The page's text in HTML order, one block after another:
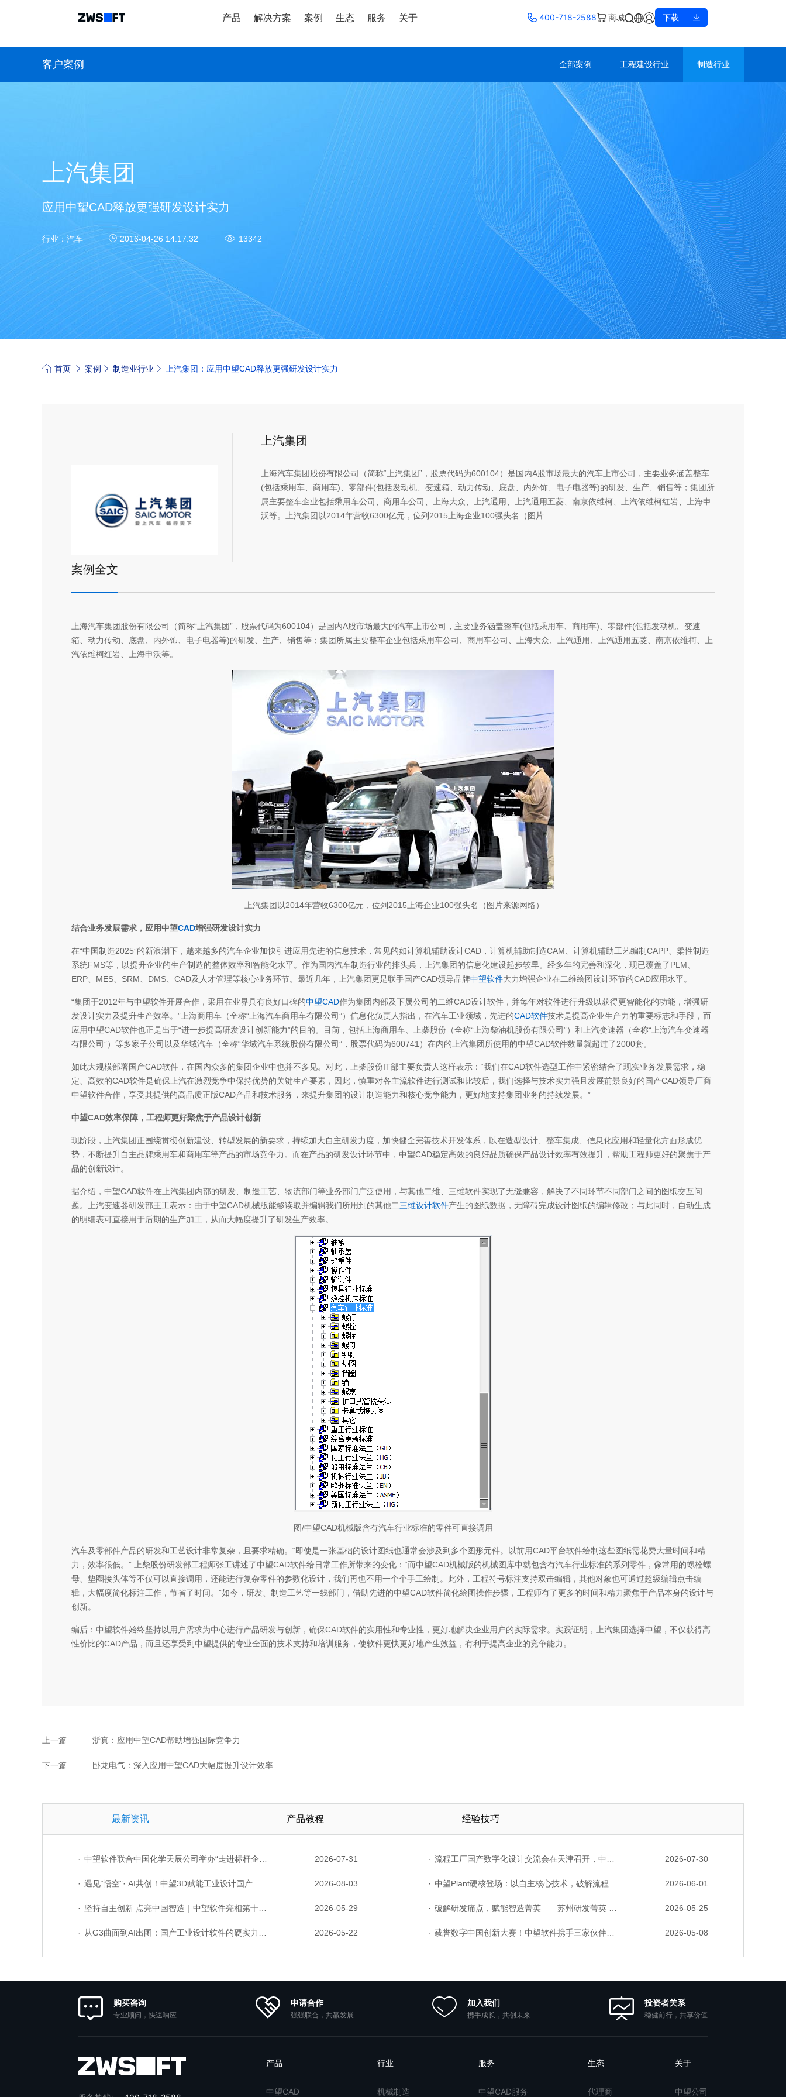
产品 解决方案 案例 生态 服务 关于 400-718-2588 商城 下载
客户案例 全部案例 工程建设行业 制造行业
上汽集团
应用中望CAD释放更强研发设计实力
行业： 汽车 2016-04-26 14:17:32 13342
首页 案例 制造业行业 上汽集团：应用中望CAD释放更强研发设计实力
上汽集团
上海汽车集团股份有限公司（简称“上汽集团”，股票代码为600104）是国内A股市场最大的汽车上市公司，主要业务涵盖整车
(包括乘用车、商用车)、零部件(包括发动机、变速箱、动力传动、底盘、内外饰、电子电器等)的研发、生产、销售等；集团所
属主要整车企业包括乘用车公司、商用车公司、上海大众、上汽通用、上汽通用五菱、南京依维柯、上汽依维柯红岩、上海申
沃等。上汽集团以2014年营收6300亿元，位列2015上海企业100强头名（图片...
案例全文
上海汽车集团股份有限公司（简称“上汽集团”，股票代码为600104）是国内A股市场最大的汽车上市公司，主要业务涵盖整车(包括乘用车、商用车)、零部件(包括发动机、变速
箱、动力传动、底盘、内外饰、电子电器等)的研发、生产、销售等；集团所属主要整车企业包括乘用车公司、商用车公司、上海大众、上汽通用、上汽通用五菱、南京依维柯、上
汽依维柯红岩、上海申沃等。
上汽集团以2014年营收6300亿元，位列2015上海企业100强头名（图片来源网络）
结合业务发展需求，应用中望CAD增强研发设计实力
在“中国制造2025”的新浪潮下，越来越多的汽车企业加快引进应用先进的信息技术，常见的如计算机辅助设计CAD，计算机辅助制造CAM、计算机辅助工艺编制CAPP、柔性制造
系统FMS等，以提升企业的生产制造的整体效率和智能化水平。作为国内汽车制造行业的排头兵，上汽集团的信息化建设起步较早。经多年的完善和深化，现已覆盖了PLM、
ERP、MES、SRM、DMS、CAD及人才管理等核心业务环节。最近几年，上汽集团更是联手国产CAD领导品牌中望软件大力增强企业在二维绘图设计环节的CAD应用水平。
“集团于2012年与中望软件开展合作，采用在业界具有良好口碑的中望CAD作为集团内部及下属公司的二维CAD设计软件，并每年对软件进行升级以获得更智能化的功能，增强研
发设计实力及提升生产效率。”上海商用车（全称“上海汽车商用车有限公司”）信息化负责人指出，在汽车工业领域，先进的CAD软件技术是提高企业生产力的重要标志和手段，而
应用中望CAD软件也正是出于“进一步提高研发设计创新能力”的目的。目前，包括上海商用车、上柴股份（全称“上海柴油机股份有限公司”）和上汽变速器（全称“上海汽车变速器
有限公司”）等多家子公司以及华域汽车（全称“华域汽车系统股份有限公司”，股票代码为600741）在内的上汽集团所使用的中望CAD软件数量就超过了2000套。
如此大规模部署国产CAD软件，在国内众多的集团企业中也并不多见。对此，上柴股份IT部主要负责人这样表示：“我们在CAD软件选型工作中紧密结合了现实业务发展需求，稳
定、高效的CAD软件是确保上汽在激烈竞争中保持优势的关键生产要素，因此，慎重对各主流软件进行测试和比较后，我们选择与技术实力强且发展前景良好的国产CAD领导厂商
中望软件合作，享受其提供的高品质正版CAD产品和技术服务，来提升集团的设计制造能力和核心竞争能力，更好地支持集团业务的持续发展。”
中望CAD效率保障，工程师更好聚焦于产品设计创新
现阶段，上汽集团正围绕贯彻创新建设、转型发展的新要求，持续加大自主研发力度，加快健全完善技术开发体系，以在造型设计、整车集成、信息化应用和轻量化方面形成优
势，不断提升自主品牌乘用车和商用车等产品的市场竞争力。而在产品的研发设计环节中，中望CAD稳定高效的良好品质确保产品设计效率有效提升，帮助工程师更好的聚焦于产
品的创新设计。
据介绍，中望CAD软件在上汽集团内部的研发、制造工艺、物流部门等业务部门广泛使用，与其他二维、三维软件实现了无缝兼容，解决了不同环节不同部门之间的图纸交互问
题。上汽变速器研发部王工表示：由于中望CAD机械版能够读取并编辑我们所用到的其他二三维设计软件产生的图纸数据，无障碍完成设计图纸的编辑修改；与此同时，自动生成
的明细表可直接用于后期的生产加工，从而大幅度提升了研发生产效率。
图/中望CAD机械版含有汽车行业标准的零件可直接调用
汽车及零部件产品的研发和工艺设计非常复杂，且要求精确。“即使是一张基础的设计图纸也通常会涉及到多个图形元件。以前用CAD平台软件绘制这些图纸需花费大量时间和精
力，效率很低。” 上柴股份研发部工程师张工讲述了中望CAD软件给日常工作所带来的变化：“而中望CAD机械版的机械图库中就包含有汽车行业标准的系列零件，像常用的螺栓螺
母、垫圈接头体等不仅可以直接调用，还能进行复杂零件的参数化设计，我们再也不用一个个手工绘制。此外，工程符号标注支持双击编辑，其他对象也可通过超级编辑点击编
辑，大幅度简化标注工作，节省了时间。”如今，研发、制造工艺等一线部门，借助先进的中望CAD软件简化绘图操作步骤，工程师有了更多的时间和精力聚焦于产品本身的设计与
创新。
编后：中望软件始终坚持以用户需求为中心进行产品研发与创新，确保CAD软件的实用性和专业性，更好地解决企业用户的实际需求。实践证明，上汽集团选择中望，不仅获得高
性价比的CAD产品，而且还享受到中望提供的专业全面的技术支持和培训服务，使软件更快更好地产生效益，有利于提高企业的竞争能力。
上一篇 浙真：应用中望CAD帮助增强国际竞争力
下一篇 卧龙电气：深入应用中望CAD大幅度提升设计效率
最新资讯 产品教程 经验技巧
· 中望软件联合中国化学天辰公司举办“走进标杆企业”研讨会，共探流程工业数字化创新实践 2026-07-31 · 流程工厂国产数字化设计交流会在天津召开，中望自主CAD底座助力行业数字化转型实践获广泛关注 2026-07-30
· 遇见“悟空”· AI共创！中望3D赋能工业设计国产化与AI创新升级 2026-08-03 · 中望Plant硬核登场：以自主核心技术，破解流程工业数据一致性与协同困境 2026-06-01
· 坚持自主创新 点亮中国智造｜中望软件亮相第十届中国网络版权保护与发展大会 2026-05-29 · 破解研发痛点，赋能智造菁英——苏州研发菁英 CTO 成长营暨高级人才认证启动会圆满落幕 2026-05-25
· 从G3曲面到AI出图：国产工业设计软件的硬实力到底怎么样了？ 2026-05-22 · 载誉数字中国创新大赛！中望软件携手三家伙伴，斩获信创赛道多项大奖 2026-05-08
购买咨询
专业顾问，快速响应
申请合作
强强联合，共赢发展
加入我们
携手成长，共创未来
投资者关系
稳健前行，共享价值
产品
中望CAD
行业
机械制造
服务
中望CAD服务
生态
代理商
关于
中望公司